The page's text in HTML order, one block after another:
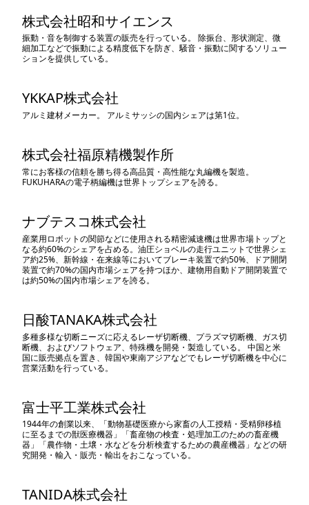
株式会社昭和サイエンス
振動・音を制御する装置の販売を行っている。 除振台、形状測定、微
細加工などで振動による精度低下を防ぎ、騒音・振動に関するソリュー
ションを提供している。
YKKAP株式会社
アルミ建材メーカー。 アルミサッシの国内シェアは第1位。
株式会社福原精機製作所
常にお客様の信頼を勝ち得る高品質・高性能な丸編機を製造。
FUKUHARAの電子柄編機は世界トップシェアを誇る。
ナブテスコ株式会社
産業用ロボットの関節などに使用される精密減速機は世界市場トップと
なる約60%のシェアを占める。油圧ショベルの走行ユニットで世界シェ
ア約25%、新幹線・在来線等においてブレーキ装置で約50%、ドア開閉
装置で約70%の国内市場シェアを持つほか、建物用自動ドア開閉装置で
は約50%の国内市場シェアを誇る。
日酸TANAKA株式会社
多種多様な切断ニーズに応えるレーザ切断機、プラズマ切断機、ガス切
断機、およびソフトウェア、特殊機を開発・製造している。 中国と米
国に販売拠点を置き、韓国や東南アジアなどでもレーザ切断機を中心に
営業活動を行っている。
富士平工業株式会社
1944年の創業以来、「動物基礎医療から家畜の人工授精・受精卵移植
に至るまでの獣医療機器」「畜産物の検査・処理加工のための畜産機
器」「農作物・土壌・水などを分析検査するための農産機器」などの研
究開発・輸入・販売・輸出をおこなっている。
TANIDA株式会社